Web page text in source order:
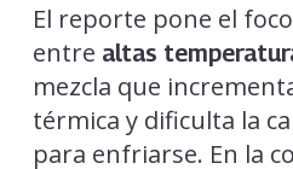
El reporte pone el
entre altas
mezcla que
térmica y dificulta la
para enfriarse. En la